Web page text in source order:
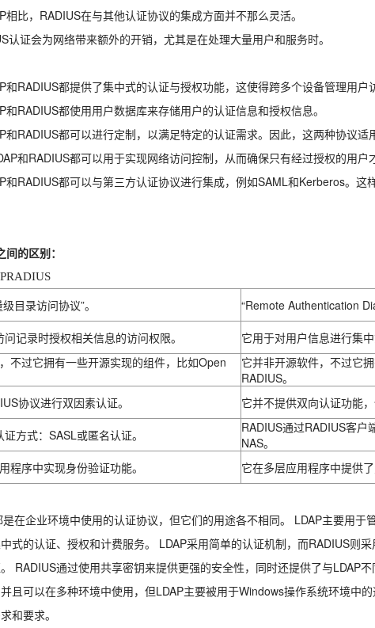
相比，RADIUS在与其他认证协议的集成方面并不那么灵活。
认证会为网络带来额外的开销，尤其是在处理大量用户和服务时。
和RADIUS都提供了集中式的认证与授权功能，这使得跨多个设备管理用户
和RADIUS都使用用户数据库来存储用户的认证信息和授权信息。
和RADIUS都可以进行定制，以满足特定的认证需求。因此，这两种协议适
和RADIUS都可以用于实现网络访问控制，从而确保只有经过授权的用户
和RADIUS都可以与第三方认证协议进行集成，例如SAML和Kerberos。这
的区别：
目录访问协议”。
“Remote Authentication
记录时授权相关信息的访问权限。
它用于对用户信息进行集
不过它拥有一些开源实现的组件，比如Open
它并非开源软件，不过它
RADIUS。
协议进行双因素认证。
它并不提供双向认证功能
方式：SASL或匿名认证。
RADIUS通过RADIUS客户
NAS。
程序中实现身份验证功能。 它在多层应用程序中提供了
是在企业环境中使用的认证协议，但它们的用途各不相同。 LDAP主要用于
式的认证、授权和计费服务。 LDAP采用简单的认证机制，而RADIUS则
RADIUS通过使用共享密钥来提供更强的安全性，同时还提供了与LDAP
且可以在多种环境中使用，但LDAP主要被用于Windows操作系统环境中
和要求。